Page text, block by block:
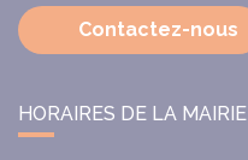
Contactez-nous
HORAIRES DE LA MAIRIE